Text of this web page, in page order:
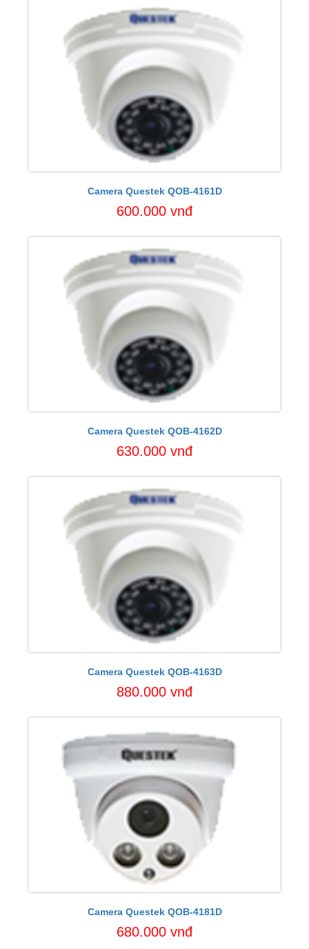
Camera Questek QOB-4161D
600.000 vnđ
Camera Questek QOB-4162D
630.000 vnđ
Camera Questek QOB-4163D
880.000 vnđ
Camera Questek QOB-4181D
680.000 vnđ